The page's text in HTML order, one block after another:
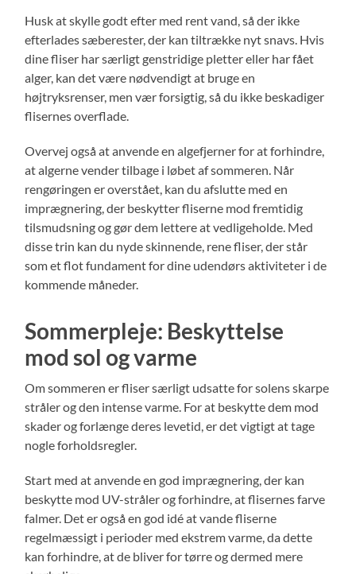
Husk at skylle godt efter med rent vand, så der ikke
efterlades sæberester, der kan tiltrække nyt snavs. Hvis
dine fliser har særligt genstridige pletter eller har fået
alger, kan det være nødvendigt at bruge en
højtryksrenser, men vær forsigtig, så du ikke beskadiger
flisernes overflade.
Overvej også at anvende en algefjerner for at forhindre,
at algerne vender tilbage i løbet af sommeren. Når
rengøringen er overstået, kan du afslutte med en
imprægnering, der beskytter fliserne mod fremtidig
tilsmudsning og gør dem lettere at vedligeholde. Med
disse trin kan du nyde skinnende, rene fliser, der står
som et flot fundament for dine udendørs aktiviteter i de
kommende måneder.
Sommerpleje: Beskyttelse
mod sol og varme
Om sommeren er fliser særligt udsatte for solens skarpe
stråler og den intense varme. For at beskytte dem mod
skader og forlænge deres levetid, er det vigtigt at tage
nogle forholdsregler.
Start med at anvende en god imprægnering, der kan
beskytte mod UV-stråler og forhindre, at flisernes farve
falmer. Det er også en god idé at vande fliserne
regelmæssigt i perioder med ekstrem varme, da dette
kan forhindre, at de bliver for tørre og dermed mere